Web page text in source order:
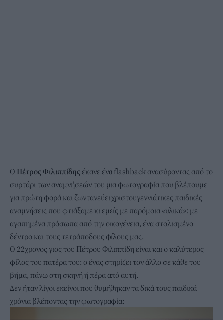
Ο Πέτρος Φιλιππίδης έκανε ένα flashback ανασύροντας από το
συρτάρι των αναμνήσεών του μια φωτογραφία που βλέπουμε
για πρώτη φορά και ζωντανεύει χριστουγεννιάτικες παιδικές
αναμνήσεις που φτιάξαμε κι εμείς με παρόμοια «υλικά»: με
αγαπημένα πρόσωπα από την οικογένεια, ένα στολισμένο
δέντρο και τους τετράποδους φίλους μας.
O 22χρονος γιος του Πέτρου Φιλιππίδη είναι και ο καλύτερος
φίλος του πατέρα του: ο ένας στηρίζει τον άλλο σε κάθε του
βήμα, πάνω στη σκηνή ή πέρα από αυτή.
Δεν ήταν λίγοι εκείνοι που θυμήθηκαν τα δικά τους παιδικά
χρόνια βλέποντας την φωτογραφία: